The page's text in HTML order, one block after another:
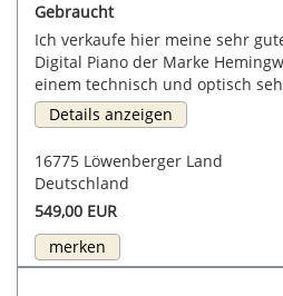
Gebraucht
Ich verkaufe hier meine sehr
Digital Piano der Marke
einem technisch und optisch
Details anzeigen
16775 Löwenberger Land
Deutschland
549,00 EUR
merken